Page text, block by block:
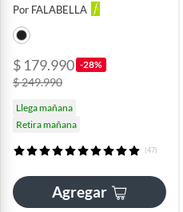
Por FALABELLA
$ 179.990 -28%
$ 249.990
Llega mañana
Retira mañana
(47)
Agregar